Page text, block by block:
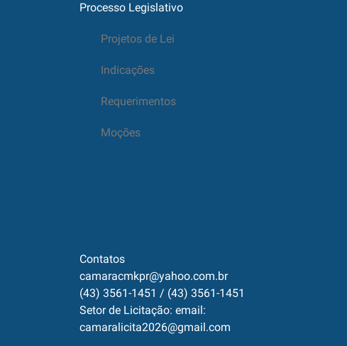
Processo Legislativo
Projetos de Lei
Indicações
Requerimentos
Moções
Contatos
camaracmkpr@yahoo.com.br
(43) 3561-1451 / (43) 3561-1451
Setor de Licitação: email:
camaralicita2026@gmail.com